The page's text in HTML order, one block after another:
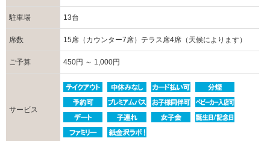
駐車場 13台
席数 15席（カウンター7席）テラス席4席（天候によります）
ご予算 450円 ～ 1,000円
サービス